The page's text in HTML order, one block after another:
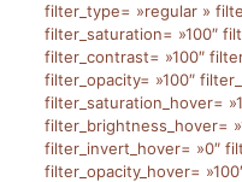
filter_type= »regular »
filter_saturation= »100″
filter_contrast= »100″
filter_opacity= »100″
filter_saturation_hover=
filter_brightness_hover=
filter_invert_hover= »0″
filter_opacity_hover=